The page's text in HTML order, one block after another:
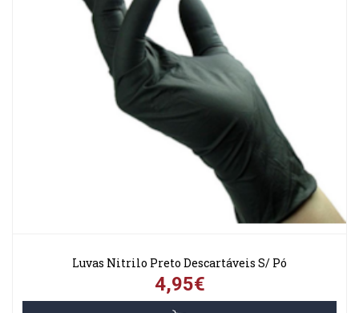
Luvas Nitrilo Preto Descartáveis S/ Pó
4,95€